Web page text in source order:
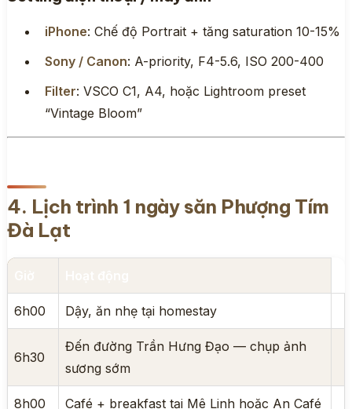
iPhone: Chế độ Portrait + tăng saturation 10-15%
Sony / Canon: A-priority, F4-5.6, ISO 200-400
Filter: VSCO C1, A4, hoặc Lightroom preset
“Vintage Bloom”
4. Lịch trình 1 ngày săn Phượng Tím
Đà Lạt
6h00 Dậy, ăn nhẹ tại homestay
6h30
Đến đường Trần Hưng Đạo — chụp ảnh
sương sớm
8h00 Café + breakfast tại Mê Linh hoặc An Café